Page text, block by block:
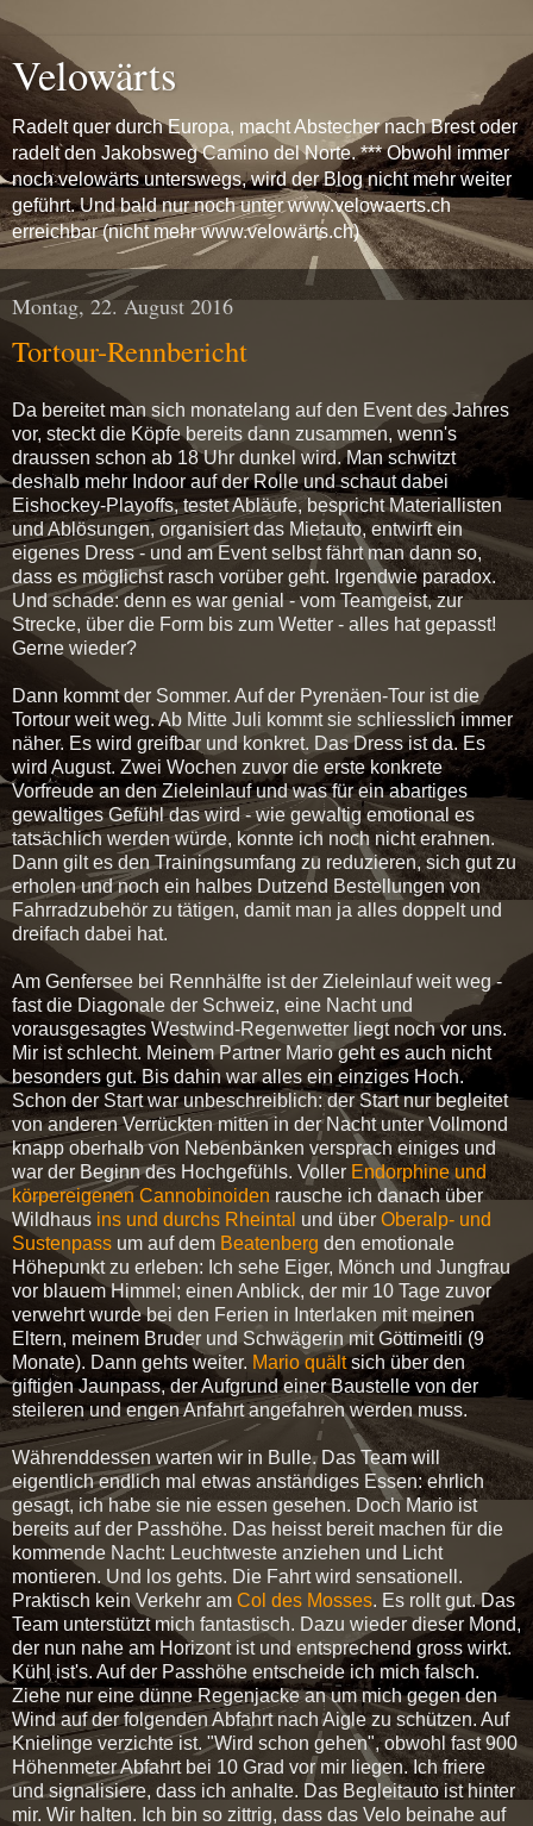
Velowärts
Radelt quer durch Europa, macht Abstecher nach Brest oder
radelt den Jakobsweg Camino del Norte. *** Obwohl immer
noch velowärts unterswegs, wird der Blog nicht mehr weiter
geführt. Und bald nur noch unter www.velowaerts.ch
erreichbar (nicht mehr www.velowärts.ch)
Montag, 22. August 2016
Tortour-Rennbericht
Da bereitet man sich monatelang auf den Event des Jahres
vor, steckt die Köpfe bereits dann zusammen, wenn's
draussen schon ab 18 Uhr dunkel wird. Man schwitzt
deshalb mehr Indoor auf der Rolle und schaut dabei
Eishockey-Playoffs, testet Abläufe, bespricht Materiallisten
und Ablösungen, organisiert das Mietauto, entwirft ein
eigenes Dress - und am Event selbst fährt man dann so,
dass es möglichst rasch vorüber geht. Irgendwie paradox.
Und schade: denn es war genial - vom Teamgeist, zur
Strecke, über die Form bis zum Wetter - alles hat gepasst!
Gerne wieder?
Dann kommt der Sommer. Auf der Pyrenäen-Tour ist die
Tortour weit weg. Ab Mitte Juli kommt sie schliesslich immer
näher. Es wird greifbar und konkret. Das Dress ist da. Es
wird August. Zwei Wochen zuvor die erste konkrete
Vorfreude an den Zieleinlauf und was für ein abartiges
gewaltiges Gefühl das wird - wie gewaltig emotional es
tatsächlich werden würde, konnte ich noch nicht erahnen.
Dann gilt es den Trainingsumfang zu reduzieren, sich gut zu
erholen und noch ein halbes Dutzend Bestellungen von
Fahrradzubehör zu tätigen, damit man ja alles doppelt und
dreifach dabei hat.
Am Genfersee bei Rennhälfte ist der Zieleinlauf weit weg -
fast die Diagonale der Schweiz, eine Nacht und
vorausgesagtes Westwind-Regenwetter liegt noch vor uns.
Mir ist schlecht. Meinem Partner Mario geht es auch nicht
besonders gut. Bis dahin war alles ein einziges Hoch.
Schon der Start war unbeschreiblich: der Start nur begleitet
von anderen Verrückten mitten in der Nacht unter Vollmond
knapp oberhalb von Nebenbänken versprach einiges und
war der Beginn des Hochgefühls. Voller Endorphine und
körpereigenen Cannobinoidenrausche ich danach über
Wildhaus ins und durchs Rheintal und über Oberalp- und
Sustenpass um auf dem Beatenberg den emotionale
Höhepunkt zu erleben: Ich sehe Eiger, Mönch und Jungfrau
vor blauem Himmel; einen Anblick, der mir 10 Tage zuvor
verwehrt wurde bei den Ferien in Interlaken mit meinen
Eltern, meinem Bruder und Schwägerin mit Göttimeitli (9
Monate). Dann gehts weiter. Mario quältsich über den
giftigen Jaunpass, der Aufgrund einer Baustelle von der
steileren und engen Anfahrt angefahren werden muss.
Währenddessen warten wir in Bulle. Das Team will
eigentlich endlich mal etwas anständiges Essen: ehrlich
gesagt, ich habe sie nie essen gesehen. Doch Mario ist
bereits auf der Passhöhe. Das heisst bereit machen für die
kommende Nacht: Leuchtweste anziehen und Licht
montieren. Und los gehts. Die Fahrt wird sensationell.
Praktisch kein Verkehr am Col des Mosses. Es rollt gut. Das
Team unterstützt mich fantastisch. Dazu wieder dieser Mond,
der nun nahe am Horizont ist und entsprechend gross wirkt.
Kühl ist's. Auf der Passhöhe entscheide ich mich falsch.
Ziehe nur eine dünne Regenjacke an um mich gegen den
Wind auf der folgenden Abfahrt nach Aigle zu schützen. Auf
Knielinge verzichte ist. "Wird schon gehen", obwohl fast 900
Höhenmeter Abfahrt bei 10 Grad vor mir liegen. Ich friere
und signalisiere, dass ich anhalte. Das Begleitauto ist hinter
mir. Wir halten. Ich bin so zittrig, dass das Velo beinahe auf